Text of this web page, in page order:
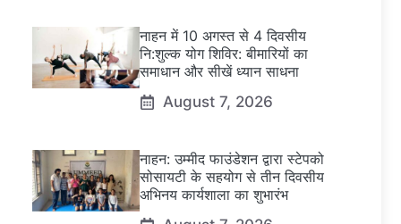
नाहन में 10 अगस्त से 4 दिवसीय
नि:शुल्क योग शिविर: बीमारियों का
समाधान और सीखें ध्यान साधना
August 7, 2026
नाहन: उम्मीद फाउंडेशन द्वारा स्टेपको
सोसायटी के सहयोग से तीन दिवसीय
अभिनय कार्यशाला का शुभारंभ